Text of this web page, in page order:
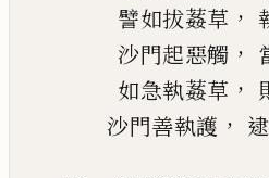
譬如拔葌草 ，
沙門起惡觸 ，
如急執葌草 ，
沙門善執護 ，